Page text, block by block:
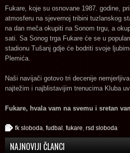
Fukare, koje su osnovane 1987. godine,
atmosferu na sjevernoj tribini tuzlanskog
na dan meča okupiti na Sonom trgu, a
sati. Sa Sonog trga Fukare će se u
stadionu Tušanj gdje će bodriti svoje
Plemića.
Naši navijači gotovo tri decenije
najtežim i najblistavijim trenucima Kluba
Fukare, hvala vam na svemu i sretan
fk sloboda fudbal fukare rsd sloboda
NAJNOVIJI ČLANCI